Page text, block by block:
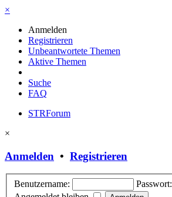
×
Anmelden
Registrieren
Unbeantwortete Themen
Aktive Themen
Suche
FAQ
STRForum
×
Anmelden • Registrieren
Benutzername: Passwort: